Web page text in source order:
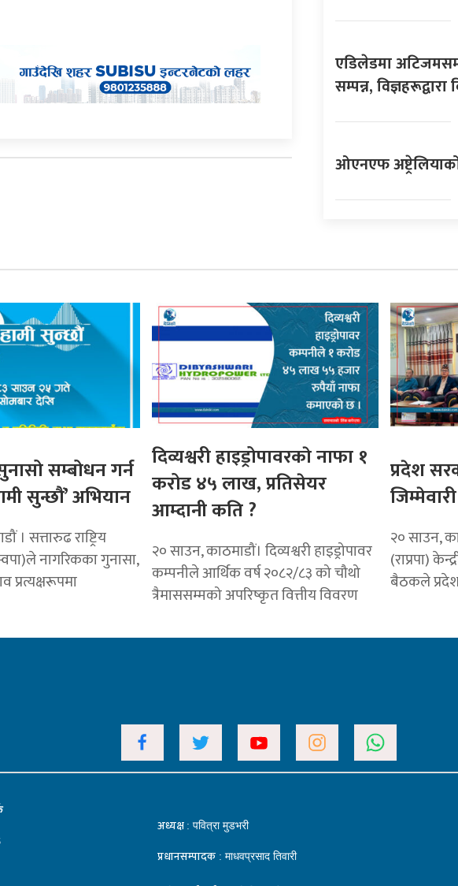
एडिलेडमा
सम्पन्न,
ओएनएफ
सम्बोधन गर्न
सुन्छौं’ अभियान
। सत्तारुढ राष्ट्रिय
नागरिकका गुनासा,
प्रत्यक्षरूपमा
दिव्यश्वरी हाइड्रोपावरकाे नाफा १
करोड ४५ लाख, प्रतिसेयर
आम्दानी कति ?
२० साउन, काठमाडौं। दिव्यश्वरी हाइड्रोपावर
कम्पनीले आर्थिक वर्ष २०८२/८३ को चौथो
त्रैमाससम्मको अपरिष्कृत वित्तीय विवरण
प्रदेश
२० साउन,
(राप्रपा)
बैठकले
अध्यक्ष : पवित्रा मुडभरी
प्रधानसम्पादक : माधवप्रसाद तिवारी